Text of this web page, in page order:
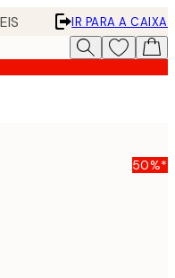
IR PARA A CAIXA
50%*